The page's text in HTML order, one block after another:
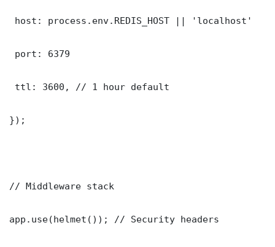
host: process.env.REDIS_HOST || 'localhost'
port: 6379
ttl: 3600, // 1 hour default
});
// Middleware stack
app.use(helmet()); // Security headers